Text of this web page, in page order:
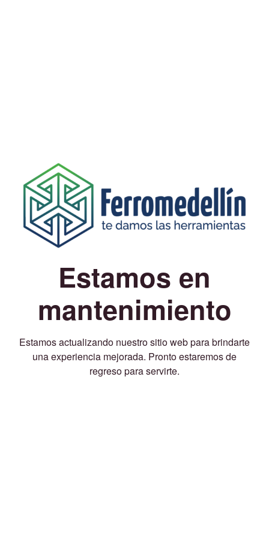
Estamos en
mantenimiento
Estamos actualizando nuestro sitio web para brindarte
una experiencia mejorada. Pronto estaremos de
regreso para servirte.